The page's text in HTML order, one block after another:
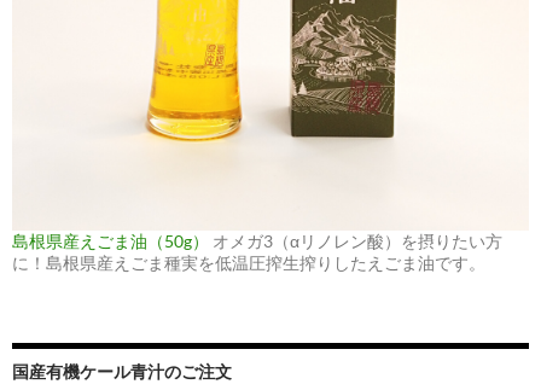
島根県産えごま油（50g）
オメガ3（αリノレン酸）を摂りたい方
に！島根県産えごま種実を低温圧搾生搾りしたえごま油です。
国産有機ケール青汁のご注文